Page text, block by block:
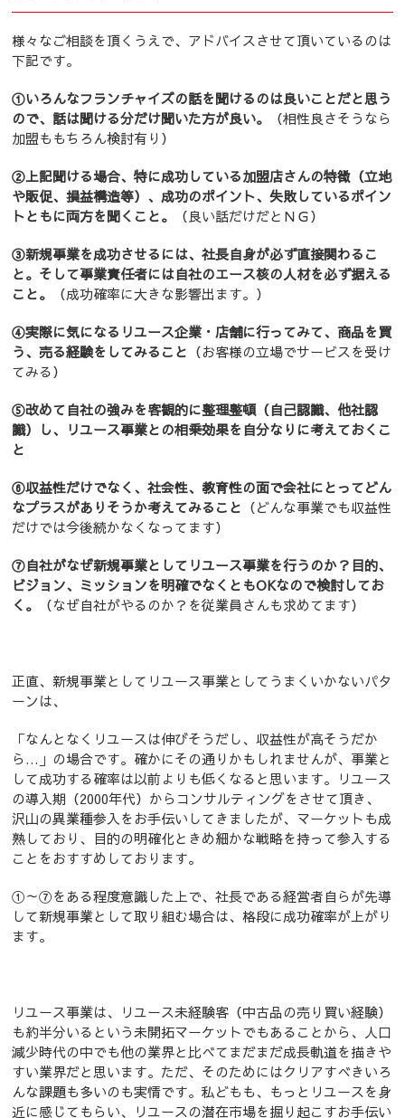
様々なご相談を頂くうえで、アドバイスさせて頂いているのは
下記です。
①いろんなフランチャイズの話を聞けるのは良いことだと思う
ので、話は聞ける分だけ聞いた方が良い。
（相性良さそうなら
加盟ももちろん検討有り）
②上記聞ける場合、特に成功している加盟店さんの特徴（立地
や販促、損益構造等）、成功のポイント、失敗しているポイン
トともに両方を聞くこと。
（良い話だけだとＮＧ）
③新規事業を成功させるには、社長自身が必ず直接関わるこ
と。そして事業責任者には自社のエース核の人材を必ず据える
こと。
（成功確率に大きな影響出ます。）
④実際に気になるリユース企業・店舗に行ってみて、商品を買
う、売る経験をしてみること （お客様の立場でサービスを受け
てみる）
⑤改めて自社の強みを客観的に整理整頓（自己認識、他社認
識）し、リユース事業との相乗効果を自分なりに考えておくこ
と
⑥収益性だけでなく、社会性、教育性の面で会社にとってどん
なプラスがありそうか考えてみること （どんな事業でも収益性
だけでは今後続かなくなってます）
⑦自社がなぜ新規事業としてリユース事業を行うのか？目的、
ビジョン、ミッションを明確でなくともOKなので検討してお
く。
（なぜ自社がやるのか？を従業員さんも求めてます）
正直、新規事業としてリユース事業としてうまくいかないパタ
ーンは、
「なんとなくリユースは伸びそうだし、収益性が高そうだか
ら…」の場合です。確かにその通りかもしれませんが、事業と
して成功する確率は以前よりも低くなると思います。リユース
の導入期（2000年代）からコンサルティングをさせて頂き、
沢山の異業種参入をお手伝いしてきましたが、マーケットも成
熟しており、目的の明確化ときめ細かな戦略を持って参入する
ことをおすすめしております。
①～⑦をある程度意識した上で、社長である経営者自らが先導
して新規事業として取り組む場合は、格段に成功確率が上がり
ます。
リユース事業は、リユース未経験客（中古品の売り買い経験）
も約半分いるという未開拓マーケットでもあることから、人口
減少時代の中でも他の業界と比べてまだまだ成長軌道を描きや
すい業界だと思います。ただ、そのためにはクリアすべきいろ
んな課題も多いのも実情です。私どもも、もっとリユースを身
近に感じてもらい、リユースの潜在市場を掘り起こすお手伝い